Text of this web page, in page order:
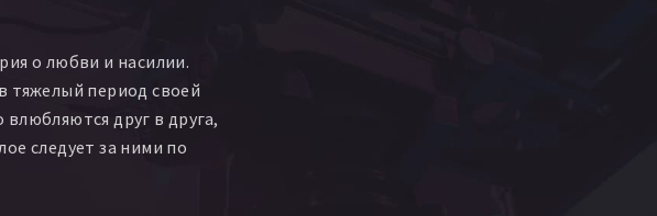
Гаспар
Гулас
Дональдсон
Перкс Alexandria Jo'Nel
о любви и насилии.
тяжелый период своей
друг в друга,
следует за ними по